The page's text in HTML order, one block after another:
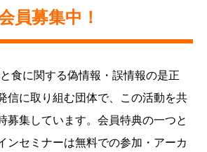
員募集中！
食に関する偽情報・誤情報の是正
信に取り組む団体で、この活動を共
募集しています。会員特典の一つと
ンセミナーは無料での参加・アーカ